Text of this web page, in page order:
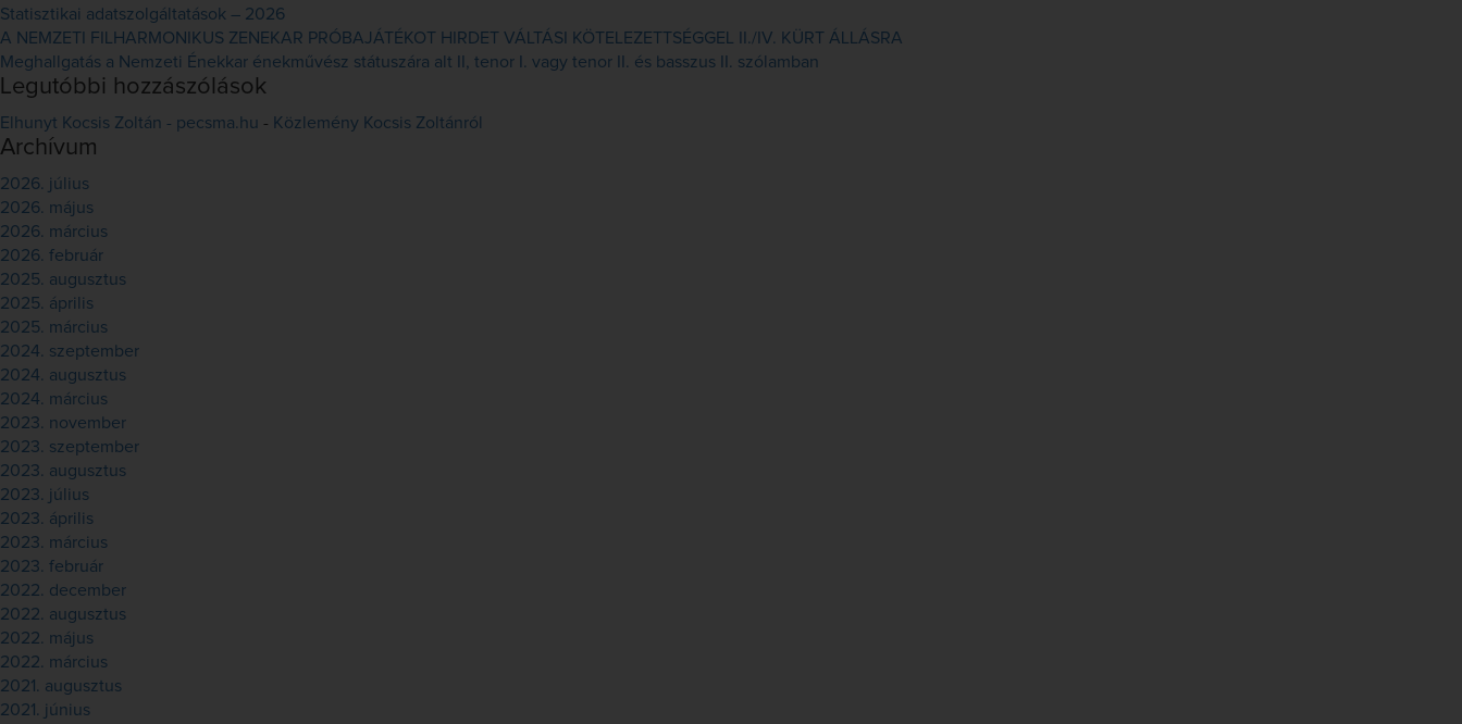
Statisztikai adatszolgáltatások – 2026
A NEMZETI FILHARMONIKUS ZENEKAR PRÓBAJÁTÉKOT HIRDET VÁLTÁSI KÖTELEZETTSÉGGEL II./IV. KÜRT ÁLLÁSRA
Meghallgatás a Nemzeti Énekkar énekművész státuszára alt II, tenor I. vagy tenor II. és basszus II. szólamban
Legutóbbi hozzászólások
Elhunyt Kocsis Zoltán - pecsma.hu - Közlemény Kocsis Zoltánról
Archívum
2026. július
2026. május
2026. március
2026. február
2025. augusztus
2025. április
2025. március
2024. szeptember
2024. augusztus
2024. március
2023. november
2023. szeptember
2023. augusztus
2023. július
2023. április
2023. március
2023. február
2022. december
2022. augusztus
2022. május
2022. március
2021. augusztus
2021. június